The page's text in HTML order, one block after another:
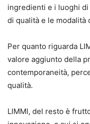
ingredienti e i luoghi
di qualità e le modalità
Per quanto riguarda
valore aggiunto della
contemporaneità,
qualità.
LIMMI, del resto è